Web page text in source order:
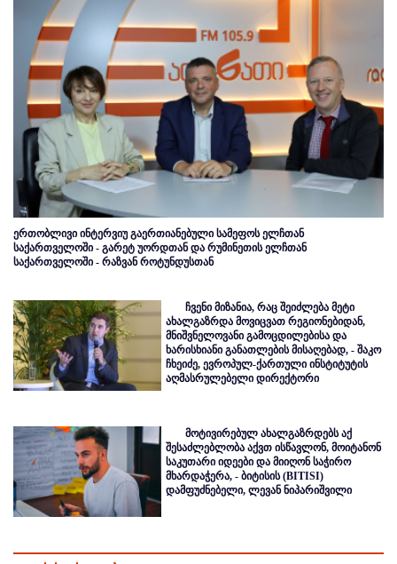
ერთობლივი ინტერვიუ გაერთიანებული სამეფოს ელჩთან
საქართველოში - გარეტ უორდთან და რუმინეთის ელჩთან
საქართველოში - რაზვან როტუნდუსთან
ჩვენი მიზანია, რაც შეიძლება მეტი
ახალგაზრდა მოვიცვათ რეგიონებიდან,
მნიშვნელოვანი გამოცდილებისა და
ხარისხიანი განათლების მისაღებად, - შაკო
ჩხეიძე, ევროპულ-ქართული ინსტიტუტის
აღმასრულებელი დირექტორი
მოტივირებულ ახალგაზრდებს აქ
შესაძლებლობა აქვთ ისწავლონ, მოიტანონ
საკუთარი იდეები და მიიღონ საჭირო
მხარდაჭერა, - ბიტისის (BITISI)
დამფუძნებელი, ლევან ნიპარიშვილი